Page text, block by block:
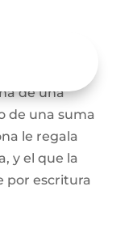
es que una
de una
de una suma
le regala
y el que la
por escritura